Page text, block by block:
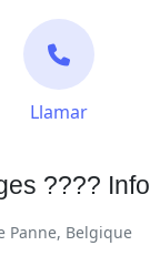
Llamar
???? Info
Panne, Belgique